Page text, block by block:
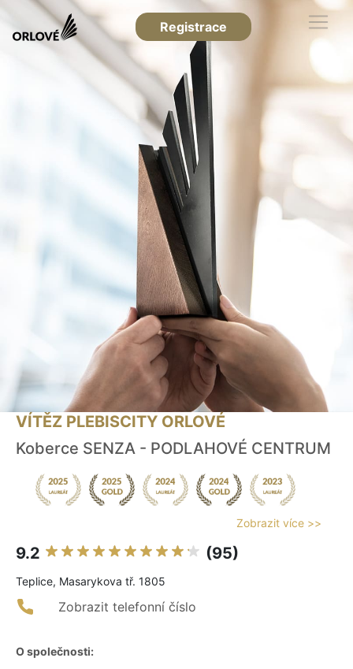
Registrace
VÍTĚZ PLEBISCITY ORLOVÉ
Koberce SENZA - PODLAHOVÉ CENTRUM
Zobrazit více >>
9.2 (95)
Teplice, Masarykova tř. 1805
Zobrazit telefonní číslo
O společnosti: